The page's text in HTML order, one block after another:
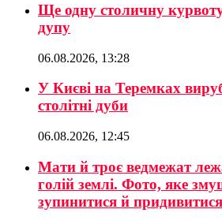
Ще одну столичну
дупу
06.08.2026, 13:28
У Києві на Теремках
столітні дуби
06.08.2026, 12:45
Мати й троє ведмежат
голій землі. Фото, яке
зупинитися й придивитися